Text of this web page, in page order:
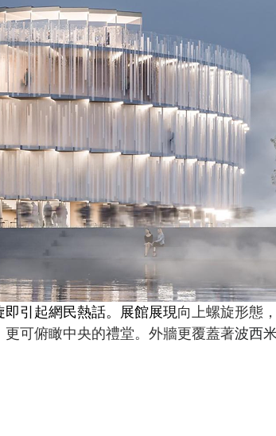
引起網民熱話。展館展現向上螺旋形態
可俯瞰中央的禮堂。外牆更覆蓋著波西